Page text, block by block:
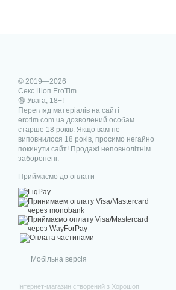
© 2019—2026
Секс Шоп EroTim
🔞 Увага, 18+!
Перегляд матеріалів на сайті
erotim.com.ua дозволений особам
старше 18 років. Якщо вам не
виповнилося 18 років, просимо негайно
покинути сайт! Продажі неповнолітнім
заборонені.
Приймаємо до оплати
Мобільна версія
Інтернет-магазин створений з Хорошоп